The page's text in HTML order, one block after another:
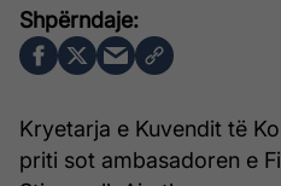
Kryetarja e Kuvendit të
priti sot ambasadoren e